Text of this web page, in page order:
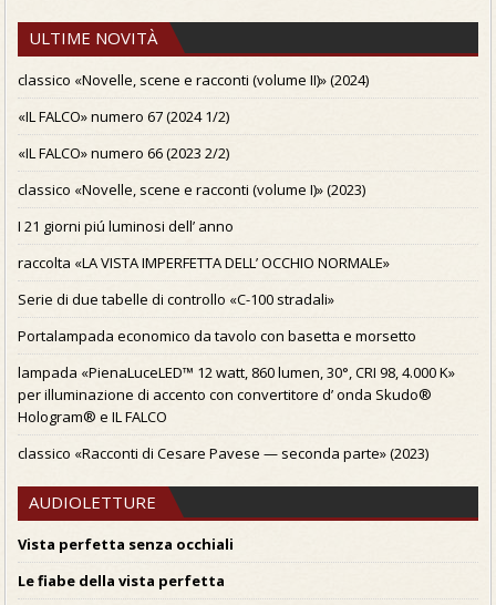
ULTIME NOVITÀ
classico «Novelle, scene e racconti (volume II)» (2024)
«IL FALCO» numero 67 (2024 1/2)
«IL FALCO» numero 66 (2023 2/2)
classico «Novelle, scene e racconti (volume I)» (2023)
I 21 giorni piú luminosi dell’ anno
raccolta «LA VISTA IMPERFETTA DELL’ OCCHIO NORMALE»
Serie di due tabelle di controllo «C-100 stradali»
Portalampada economico da tavolo con basetta e morsetto
lampada «PienaLuceLED™ 12 watt, 860 lumen, 30°, CRI 98, 4.000 K»
per illuminazione di accento con convertitore d’ onda Skudo®
Hologram® e IL FALCO
classico «Racconti di Cesare Pavese — seconda parte» (2023)
AUDIOLETTURE
Vista perfetta senza occhiali
Le fiabe della vista perfetta